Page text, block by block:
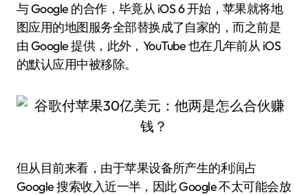
与 Google 的合作，毕竟从 iOS 6 开始，苹果就将地
图应用的地图服务全部替换成了自家的，而之前是
由 Google 提供，此外，YouTube 也在几年前从 iOS
的默认应用中被移除。
但从目前来看，由于苹果设备所产生的利润占
Google 搜索收入近一半，因此 Google 不太可能会放